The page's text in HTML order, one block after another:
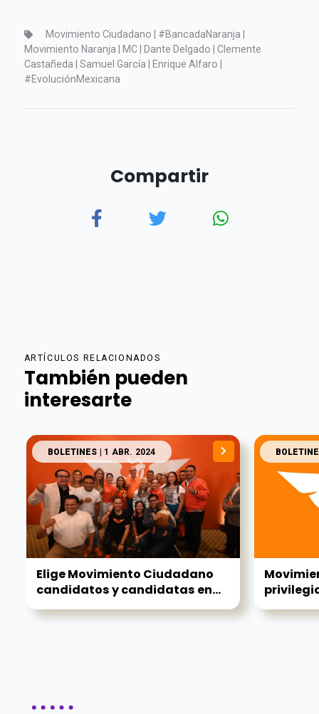
Movimiento Ciudadano | #BancadaNaranja |
Movimiento Naranja | MC | Dante Delgado | Clemente
Castañeda | Samuel García | Enrique Alfaro |
#EvoluciónMexicana
Compartir
ARTÍCULOS RELACIONADOS
También pueden
interesarte
BOLETINES | 1 ABR. 2024
Elige Movimiento Ciudadano
candidatos y candidatas en...